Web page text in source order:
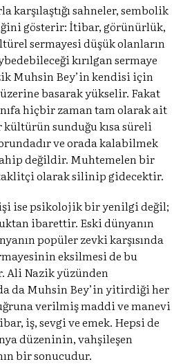
karşılaştığı sahneler, sembolik
gösterir: İtibar, görünürlük,
sermayesi düşük olanların
kırılgan sermaye
Muhsin Bey’in kendisi için
basarak yükselir. Fakat
hiçbir zaman tam olarak ait
sunduğu kısa süreli
ve orada kalabilmek
değildir. Muhtemelen bir
olarak silinip gidecektir.
ise psikolojik bir yenilgi değil;
ibarettir. Eski dünyanın
popüler zevki karşısında
eksilmesi de bu
Ali Nazik yüzünden
da Muhsin Bey’in yitirdiği her
verilmiş maddi ve manevi
iş, sevgi ve emek. Hepsi de
düzeninin, vahşileşen
bir sonucudur.